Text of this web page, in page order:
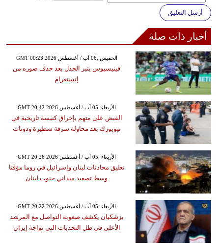
أرسل التعليق
أخبار ذات صلة
GMT 00:23 2026 الخميس ,06 آب / أغسطس
فينيسيوس يثير الجدل بعد حذف صوره من
إنستغرام
GMT 20:42 2026 الأربعاء ,05 آب / أغسطس
القبض على متهم بإحراق كنيسة تاريخية في
نيويورك بعد محاولة سرقة شطيرة ودونات
GMT 20:26 2026 الأربعاء ,05 آب / أغسطس
تعليق محادثات لبنان وإسرائيل في روما مؤقتا
وسط تصعيد ميداني جنوب لبنان
GMT 20:22 2026 الأربعاء ,05 آب / أغسطس
بزشكيان يكشف صعوبة التواصل مع المرشد
الأعلى في ظل التحديات التي تواجه إيران